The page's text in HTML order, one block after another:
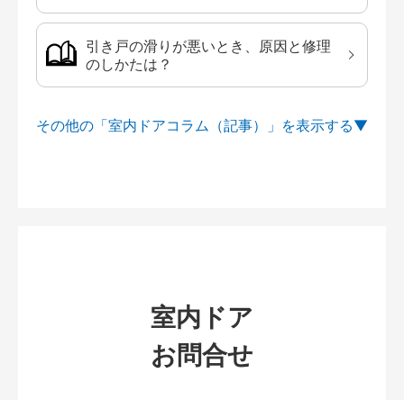
引き戸の滑りが悪いとき、原因と修理
のしかたは？
その他の「室内ドアコラム（記事）」を
室内ドア
お問合せ